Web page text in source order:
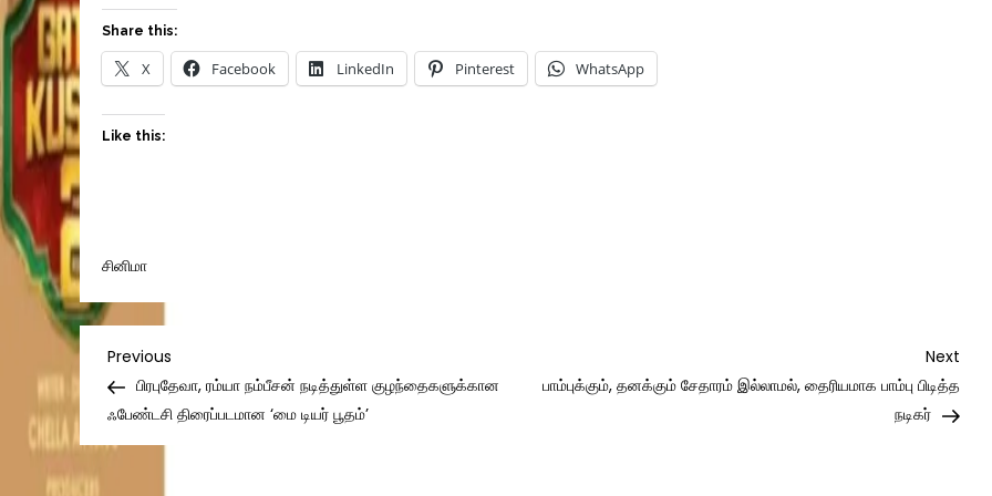
Share this:
X Facebook LinkedIn Pinterest WhatsApp
Like this:
சினிமா
Post
navigation
Previous
Post
Previous
பிரபுதேவா, ரம்யா நம்பீசன் நடித்துள்ள குழந்தைகளுக்கான
ஃபேண்டசி திரைப்படமான ‘மை டியர் பூதம்’
Next
பாம்புக்கும், தனக்கும் சேதாரம் இல்லாமல், தைரியமாக பாம்பு பிடித்த
நடிகர்